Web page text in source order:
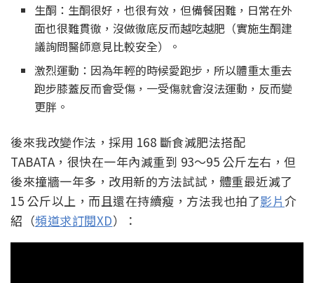
生酮：生酮很好，也很有效，但備餐困難，日常在外
面也很難貫徹，沒做徹底反而越吃越肥（實施生酮建
議詢問醫師意見比較安全）。
激烈運動：因為年輕的時候愛跑步，所以體重太重去
跑步膝蓋反而會受傷，一受傷就會沒法運動，反而變
更胖。
後來我改變作法，採用 168 斷食減肥法搭配
TABATA，很快在一年內減重到 93～95 公斤左右，但
後來撞牆一年多，改用新的方法試試，體重最近減了
15 公斤以上，而且還在持續瘦，方法我也拍了影片介
紹（頻道求訂閱XD）：